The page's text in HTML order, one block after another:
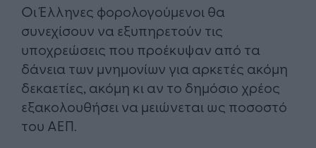
Οι Έλληνες φορολογούμενοι θα
συνεχίσουν να εξυπηρετούν τις
υποχρεώσεις που προέκυψαν από τα
δάνεια των μνημονίων για αρκετές ακόμη
δεκαετίες, ακόμη κι αν το δημόσιο χρέος
εξακολουθήσει να μειώνεται ως ποσοστό
του ΑΕΠ.